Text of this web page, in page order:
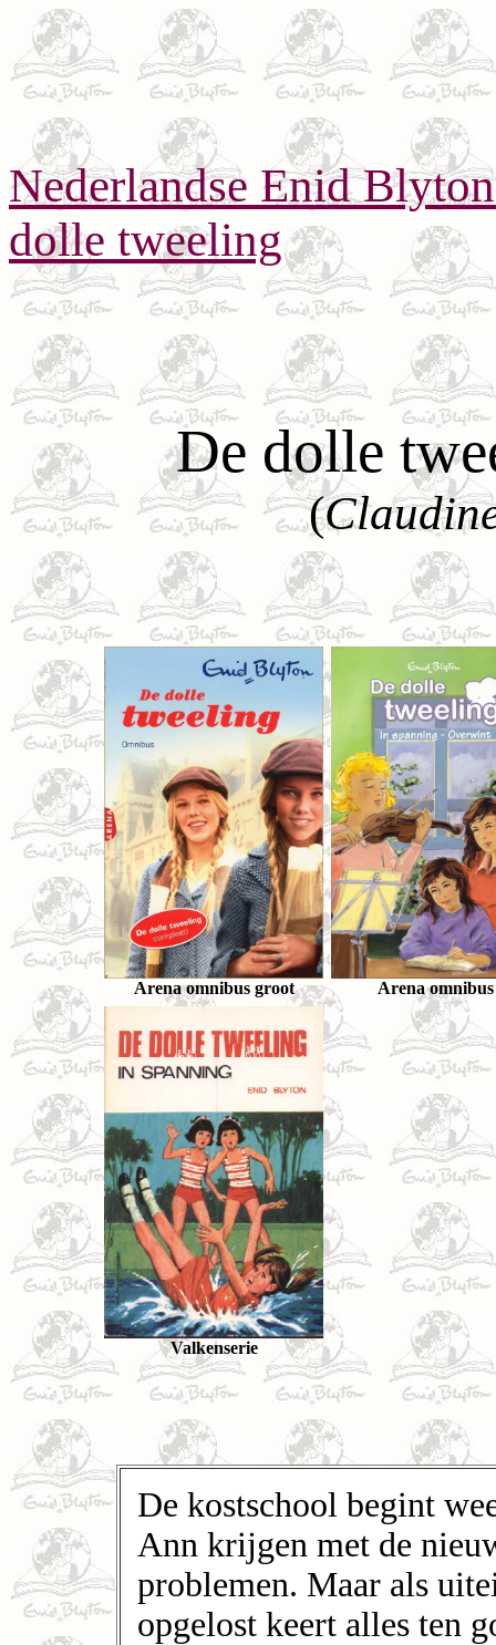
Nederlandse Enid
dolle tweeling
De dolle
(
Arena omnibus groot Arena omnibus
Valkenserie
De kostschool begint
Ann krijgen met de
problemen. Maar als
opgelost keert alles ten